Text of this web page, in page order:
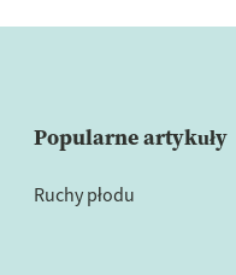
Popularne artykuły
Ruchy płodu